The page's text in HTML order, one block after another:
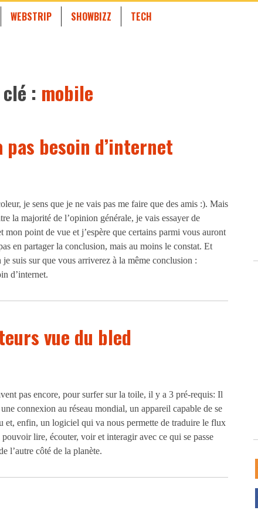
WEBSTRIP SHOWBIZZ TECH
: mobile
pas besoin d’internet
je sens que je ne vais pas me faire que des amis :). Mais
la majorité de l’opinion générale, je vais essayer de
mon point de vue et j’espère que certains parmi vous auront
en partager la conclusion, mais au moins le constat. Et
je suis sur que vous arriverez à la même conclusion :
d’internet.
vue du bled
pas encore, pour surfer sur la toile, il y a 3 pré-requis: Il
connexion au réseau mondial, un appareil capable de se
et, enfin, un logiciel qui va nous permette de traduire le flux
pouvoir lire, écouter, voir et interagir avec ce qui se passe
l’autre côté de la planète.